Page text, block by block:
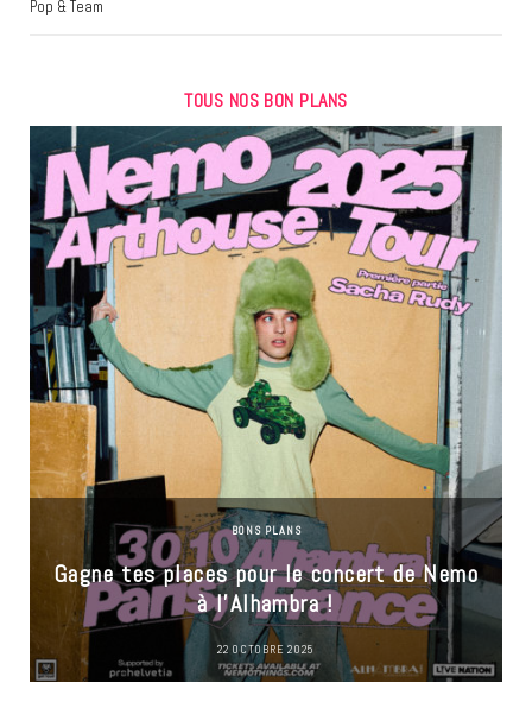
Pop & Team
TOUS NOS BON PLANS
BONS PLANS
Gagne tes places pour le concert de Nemo
à l’Alhambra !
22 OCTOBRE 2025